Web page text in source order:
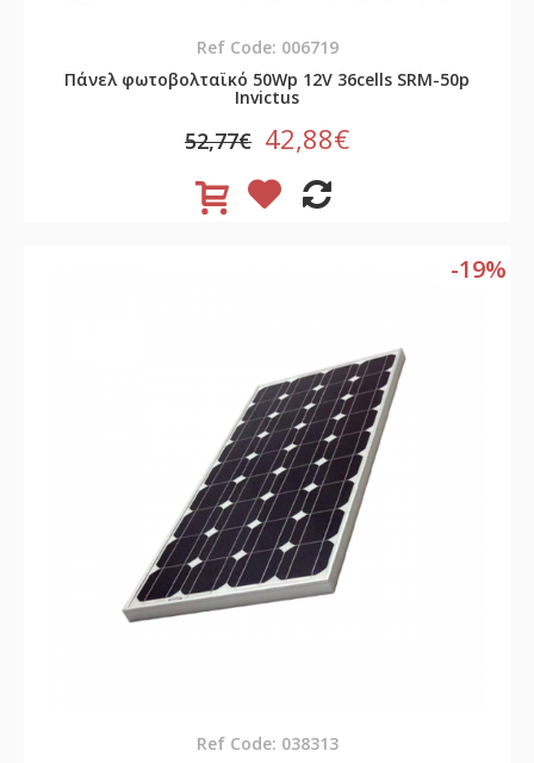
Ref Code: 006719
Πάνελ φωτοβολταϊκό 50Wp 12V 36cells SRM-50p
Invictus
52,77€ 42,88€
-19%
Ref Code: 038313